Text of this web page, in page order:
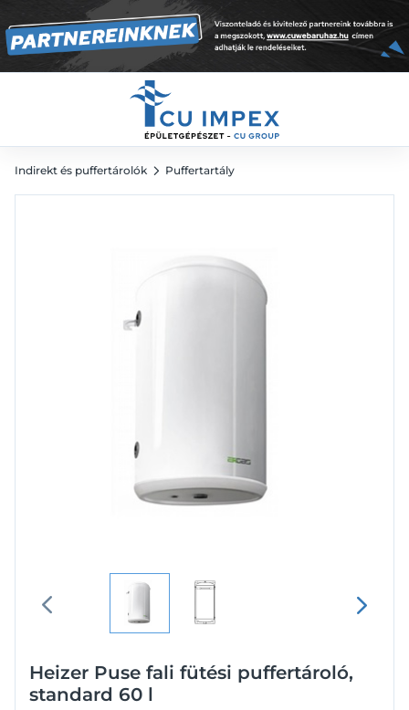
Indirekt és puffertárolók Puffertartály
Heizer Puse fali fütési puffertároló,
standard 60 l
97 580 Ft